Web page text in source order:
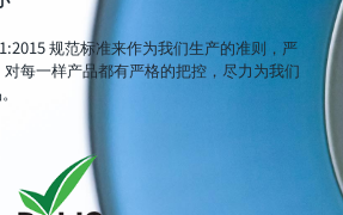
规范标准来作为我们生产的准则，严
每一样产品都有严格的把控，尽力为我们